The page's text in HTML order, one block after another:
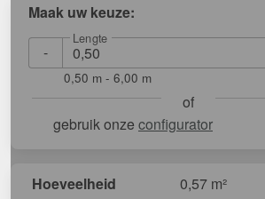
Maak uw keuze:
-
Lengte
0,50 m - 6,00 m
of
gebruik onze configurator
Hoeveelheid
0,57 m²